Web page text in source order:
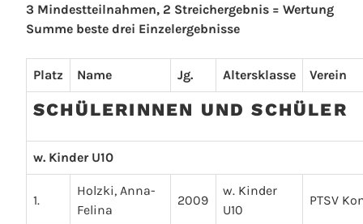
3 Mindestteilnahmen, 2 Streichergebnis = Wertung
Summe beste drei Einzelergebnisse
Platz Name Jg. Altersklasse Verein
SCHÜLERINNEN UND SCHÜLER
w. Kinder U10
1.
Holzki, Anna-
Felina
2009
w. Kinder
U10
PTSV